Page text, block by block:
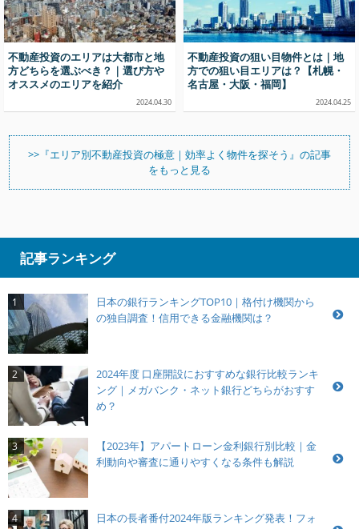
不動産投資のエリアは大都市と地
方どちらを選ぶべき？｜選び方や
オススメのエリアを紹介
2024.04.30
不動産投資の狙い目物件とは｜地
方での狙い目エリアは？【札幌・
名古屋・大阪・福岡】
2024.04.25
>>『エリア別不動産投資の極意｜効率よく物件を探そう』の記事
をもっと見る
記事ランキング
1
日本の銀行ランキングTOP10｜格付け機関から
の独自調査！信用できる金融機関は？
2
2024年度 口座開設におすすめな銀行比較ランキ
ング｜メガバンク・ネット銀行どちらがおすす
め？
3
【2023年】アパートローン金利銀行別比較｜金
利動向や審査に通りやすくなる条件も解説
4
日本の長者番付2024年版ランキング発表！フォ